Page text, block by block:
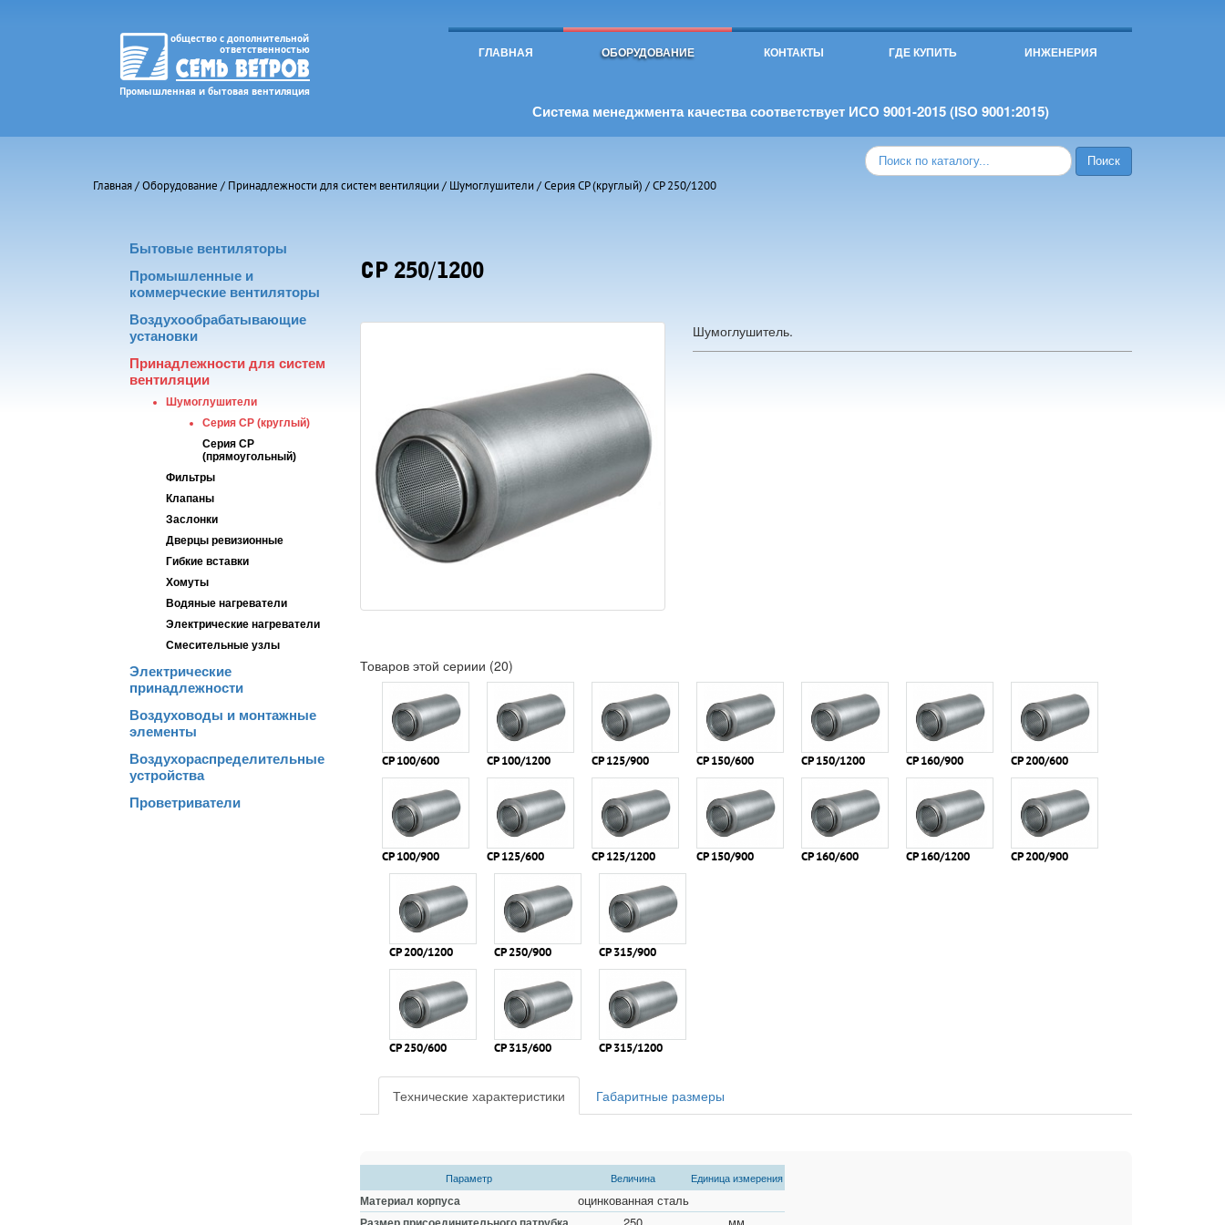
Toggle
navigationГЛАВНАЯ ОБОРУДОВАНИЕ КОНТАКТЫ ГДЕ КУПИТЬ ИНЖЕНЕРИЯ
Система менеджмента качества соответствует ИСО 9001-2015 (ISO 9001:2015)
Главная/Оборудование / Принадлежности для систем вентиляции / Шумоглушители /Серия СР (круглый) / CР 250/1200
Бытовые вентиляторы
Промышленные и
коммерческие вентиляторы
Воздухообрабатывающие
установки
Принадлежности для систем
вентиляции
Шумоглушители
Серия СР (круглый)
Серия СР
(прямоугольный)
Фильтры
Клапаны
Заслонки
Дверцы ревизионные
Гибкие вставки
Хомуты
Водяные нагреватели
Электрические нагреватели
Смесительные узлы
Электрические
принадлежности
Воздуховоды и монтажные
элементы
Воздухораспределительные
устройства
Проветриватели
CР 250/1200
Шумоглушитель.
Товаров этой сериии (20)
СР 100/600
СР 100/900
СР 100/1200
СР 125/600
СР 125/900
СР 125/1200
СР 150/600
СР 150/900
СР 150/1200
СР 160/600
СР 160/900
СР 160/1200
СР 200/600
СР 200/900
СР 200/1200
СР 250/600
СР 250/900
CР 315/600
СР 315/900
СР 315/1200
Технические характеристики Габаритные размеры
Параметр Величина Единица измерения
Материал корпуса оцинкованная сталь